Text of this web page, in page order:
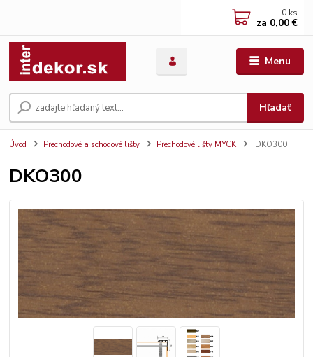
Menu
Hľadať
0 ks
za 0,00 €
Úvod Prechodové a schodové lišty Prechodové lišty MYCK DKO300
DKO300